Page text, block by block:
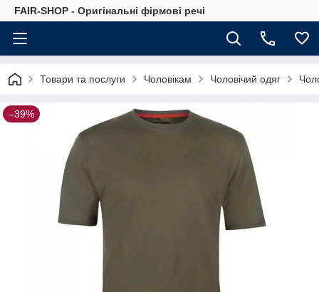
FAIR-SHOP - Оригінальні фірмові речі
Товари та послуги Чоловікам Чоловічий одяг
–39%